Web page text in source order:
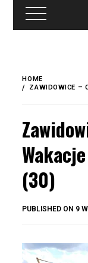
treści
content
HOME
ZAWIDOWICE –
(30)
PUBLISHED ON 9